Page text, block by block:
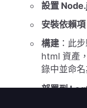
設置
安裝依賴項
構建：此
html 資產
錄中並命名
部署到